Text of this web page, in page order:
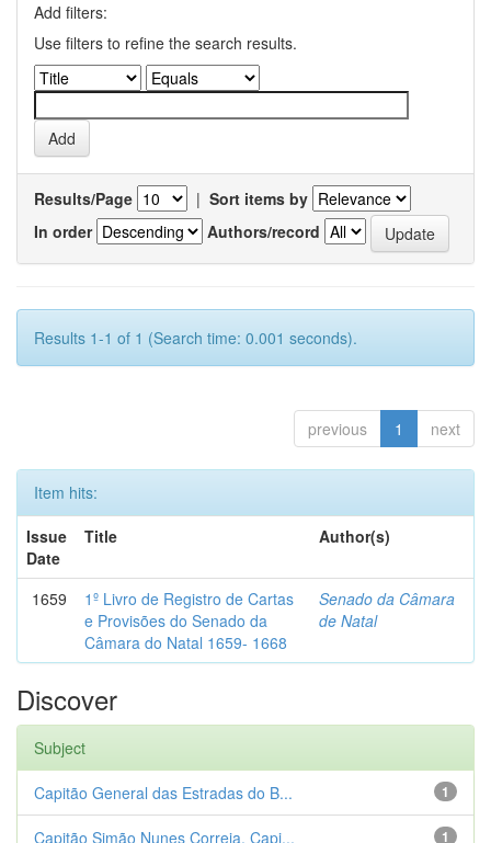
Add filters:
Use filters to refine the search results.
Results/Page | Sort items by
In order
Authors/record
Results 1-1 of 1 (Search time: 0.001 seconds).
previous 1 next
Item hits:
Issue
Date
Title Author(s)
1659
1º Livro de Registro de Cartas
e Provisões do Senado da
Câmara do Natal 1659- 1668
Senado da Câmara
de Natal
Discover
Subject
1
Capitão General das Estradas do B...
1
Capitão Simão Nunes Correia. Capi...